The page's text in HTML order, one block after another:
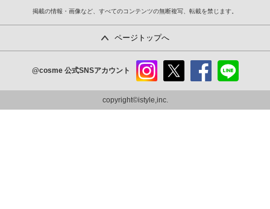
掲載の情報・画像など、すべてのコンテンツの無断複写、転載を禁じます。
ページトップへ
@cosme 公式SNSアカウント
ram
copyright©istyle,inc.